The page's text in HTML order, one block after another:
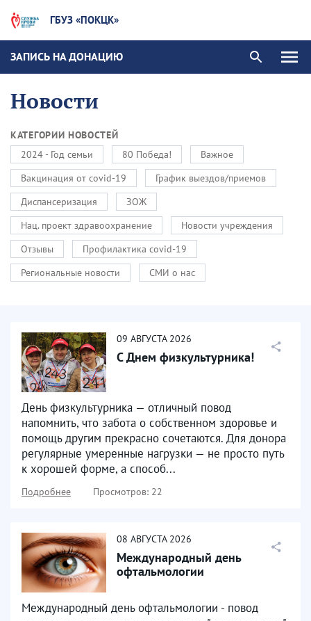
ГБУЗ «ПОКЦК»
ЗАПИСЬ НА ДОНАЦИЮ
Новости
КАТЕГОРИИ НОВОСТЕЙ
2024 - Год семьи
80 Победа!
Важное
Вакцинация от covid-19
График выездов/приемов
Диспансеризация
ЗОЖ
Нац. проект здравоохранение
Новости учреждения
Отзывы
Профилактика covid-19
Региональные новости
СМИ о нас
09 АВГУСТА 2026
С Днем физкультурника!
День физкультурника — отличный повод
напомнить, что забота о собственном здоровье и
помощь другим прекрасно сочетаются. Для донора
регулярные умеренные нагрузки — не просто путь
к хорошей форме, а способ...
Подробнее Просмотров: 22
08 АВГУСТА 2026
Международный день
офтальмологии
Международный день офтальмологии - повод